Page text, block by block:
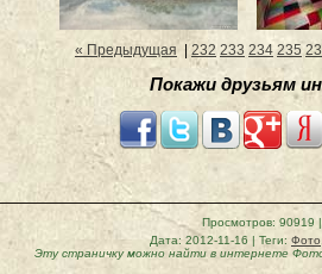
« Предыдущая |232 233 234 235
Покажи друзьям
Просмотров: 90919 |
Дата: 2012-11-16 | Теги: Фото
Эту страничку можно найти в интернете